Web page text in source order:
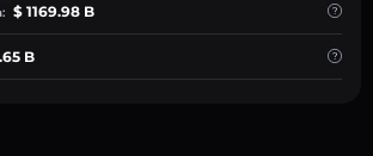
$ 1169.98 B
B